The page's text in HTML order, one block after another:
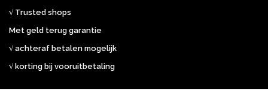
√ Trusted shops
Met geld terug garantie
√ achteraf betalen mogelijk
√ korting bij vooruitbetaling